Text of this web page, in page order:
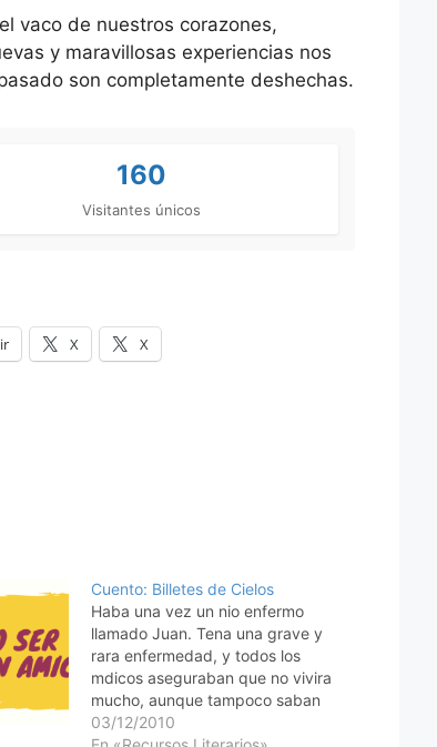
vaco de nuestros corazones,
y maravillosas experiencias nos
son completamente deshechas.
160
Visitantes únicos
X X
Cuento: Billetes de Cielos
Haba una vez un nio enfermo
llamado Juan. Tena una grave y
rara enfermedad, y todos los
mdicos aseguraban que no vivira
mucho, aunque tampoco saban
decir cunto. Pasaba largos das en
03/12/2010